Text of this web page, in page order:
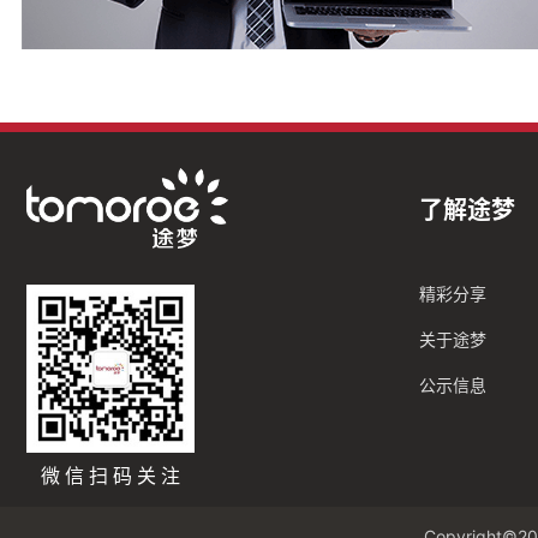
微信扫码关注
了解途梦
精彩分享
关于途梦
公示信息